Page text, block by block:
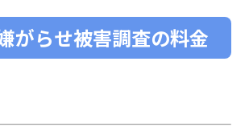
がらせ被害調査の料金